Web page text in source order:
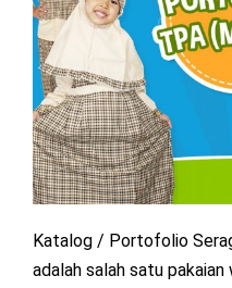
Katalog / Portofolio
adalah salah satu pakaian